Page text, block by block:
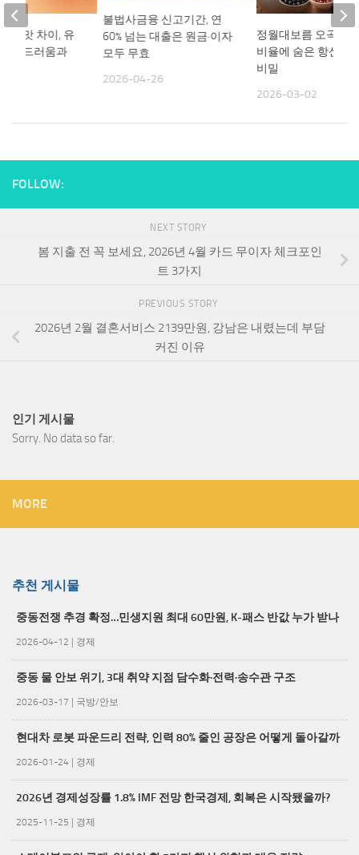
불법사금융 신고기간, 연
60% 넘는 대출은 원금·이자
모두 무효
2026-04-26
정월대보름 오곡밥,
비율에 숨은 항산화
비밀
2026-03-02
심 맛 차이, 유
‘부드러움과
FOLLOW:
NEXT STORY
봄 지출 전 꼭 보세요, 2026년 4월 카드 무이자 체크포인
트 3가지
PREVIOUS STORY
2026년 2월 결혼서비스 2139만원, 강남은 내렸는데 부담
커진 이유
인기 게시물
Sorry. No data so far.
MORE
추천 게시물
중동전쟁 추경 확정…민생지원 최대 60만원, K-패스 반값 누가 받나
2026-04-12 | 경제
중동 물 안보 위기, 3대 취약 지점 담수화·전력·송수관 구조
2026-03-17 | 국방/안보
현대차 로봇 파운드리 전략, 인력 80% 줄인 공장은 어떻게 돌아갈까
2026-01-24 | 경제
2026년 경제성장률 1.8% IMF 전망 한국경제, 회복은 시작됐을까?
2025-11-25 | 경제